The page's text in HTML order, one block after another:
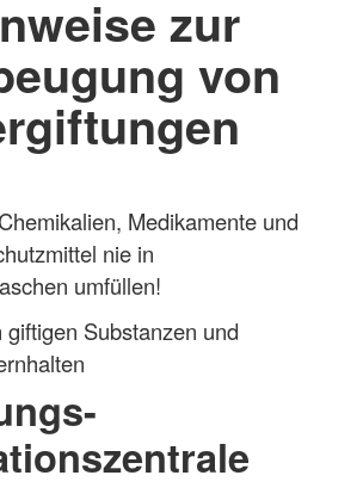
zur
von
Medikamente und
nie in
umfüllen!
giftigen Substanzen und